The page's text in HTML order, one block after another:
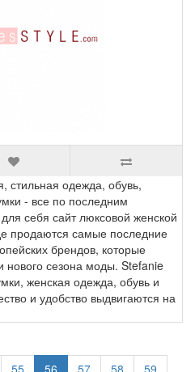
стильная одежда, обувь,
- все по последним
себя сайт люксовой женской
продаются самые последние
брендов, которые
сезона моды. Stefanie
женская одежда, обувь и
и удобство выдвигаются на
55 56 57 58
59